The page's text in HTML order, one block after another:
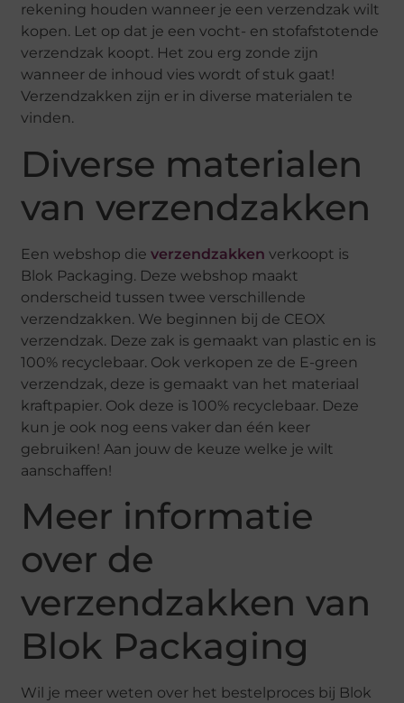
rekening houden wanneer je een verzendzak wilt
kopen. Let op dat je een vocht- en stofafstotende
verzendzak koopt. Het zou erg zonde zijn
wanneer de inhoud vies wordt of stuk gaat!
Verzendzakken zijn er in diverse materialen te
vinden.
Diverse materialen
van verzendzakken
Een webshop dieverzendzakken verkoopt is
Blok Packaging. Deze webshop maakt
onderscheid tussen twee verschillende
verzendzakken. We beginnen bij de CEOX
verzendzak. Deze zak is gemaakt van plastic en is
100% recyclebaar. Ook verkopen ze de E-green
verzendzak, deze is gemaakt van het materiaal
kraftpapier. Ook deze is 100% recyclebaar. Deze
kun je ook nog eens vaker dan één keer
gebruiken! Aan jouw de keuze welke je wilt
aanschaffen!
Meer informatie
over de
verzendzakken van
Blok Packaging
Wil je meer weten over het bestelproces bij Blok